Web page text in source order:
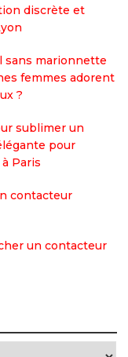
discrète et
sans marionnette
femmes adorent
?
sublimer un
pour
Paris
contacteur
un contacteur